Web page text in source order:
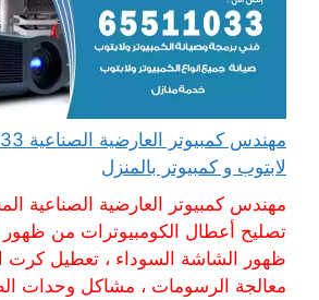
لابتوب و كمبيوتر بالمنزل
مهندس كمبيوتر العارضية الصناعية
تصليح أعطال الكومبيوترات من ظهور
ظهور الشاشة السوداء ، تعطيل كرت
معالجة الرسومات ، مشاكل وحدات